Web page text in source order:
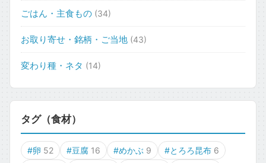
ごはん・主食もの (34)
お取り寄せ・銘柄・ご当地 (43)
変わり種・ネタ (14)
タグ（食材）
#卵 52 #豆腐 16 #めかぶ 9 #とろろ昆布 6